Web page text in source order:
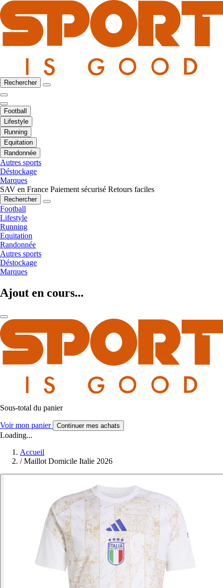
Rechercher
Football
Lifestyle
Running
Equitation
Randonnée
Autres sports
Déstockage
Marques
SAV en France Paiement sécurisé Retours faciles
Rechercher
Football
Lifestyle
Running
Equitation
Randonnée
Autres sports
Déstockage
Marques
Ajout en cours...
Sous-total du panier
Voir mon panier Continuer mes achats
Loading...
Accueil
/ Maillot Domicile Italie 2026